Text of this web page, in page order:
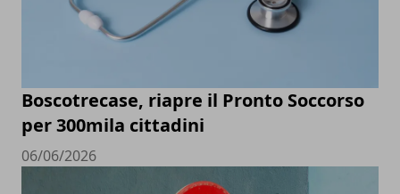
Boscotrecase, riapre il Pronto Soccorso
per 300mila cittadini
06/06/2026